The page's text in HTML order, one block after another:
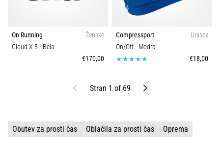
On Running
Ženske
Cloud X 5- Bela
€170,00
Compressport
Unisex
On/Off- Modra
€18,00
NazajStran 1 of 69 Naprej
Obutev za prosti čas Oblačila za prosti čas Oprema